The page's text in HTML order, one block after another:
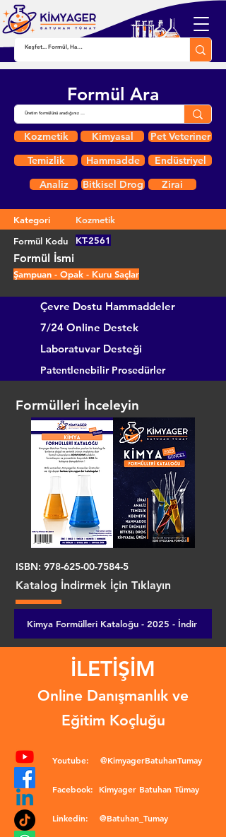
Formül Ara
Kozmetik Kimyasal
Pet Veteriner
Temizlik
Hammadde
Endüstriyel
Analiz
Bitkisel Drog Zirai
Kategori
Kozmetik
Formül Kodu
KT-2561
Formül İsmi
Şampuan - Opak - Kuru Saçlar
Çevre Dostu Hammaddeler
7/24 Online Destek
Laboratuvar Desteği
Patentlenebilir Prosedürler
Formülleri İnceleyin
ISBN: 978-625-00-7584-5
Katalog İndirmek İçin Tıklayın
Kimya Formülleri Kataloğu - 2025 - İndir
İLETİŞİM
Online Danışmanlık ve
Eğitim Koçluğu
Youtube: @KimyagerBatuhanTumay
Facebook: Kimyager Batuhan Tümay
Linkedin: @Batuhan_Tumay